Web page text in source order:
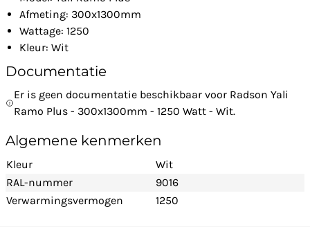
Afmeting: 300x1300mm
Wattage: 1250
Kleur: Wit
Documentatie
Er is geen documentatie beschikbaar voor Radson Yali
Ramo Plus - 300x1300mm - 1250 Watt - Wit.
Algemene kenmerken
Kleur
Wit
RAL-nummer
9016
Verwarmingsvermogen
1250